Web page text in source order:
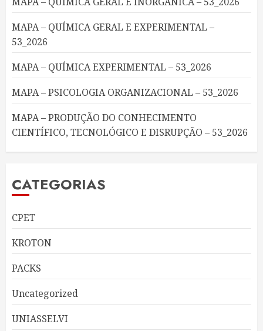
MAPA – QUÍMICA GERAL E EXPERIMENTAL –
53_2026
MAPA – QUÍMICA EXPERIMENTAL – 53_2026
MAPA – PSICOLOGIA ORGANIZACIONAL – 53_2026
MAPA – PRODUÇÃO DO CONHECIMENTO
CIENTÍFICO, TECNOLÓGICO E DISRUPÇÃO – 53_2026
CATEGORIAS
CPET
KROTON
PACKS
Uncategorized
UNIASSELVI